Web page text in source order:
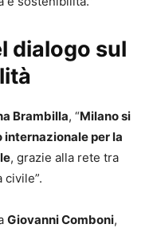
dialogo sul
Brambilla, “Milano si
per la
, grazie alla rete tra
Giovanni Comboni,